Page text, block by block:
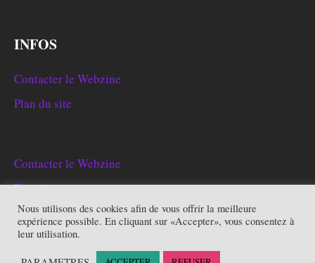
INFOS
Contacter le Webzine
Plan du site
Contacter le Webzine
Plan du site
Copyright © 2026 Long Live Metal . Alimenté par
Nous utilisons des cookies afin de vous offrir la meilleure
expérience possible. En cliquant sur «Accepter», vous consentez à
leur utilisation.